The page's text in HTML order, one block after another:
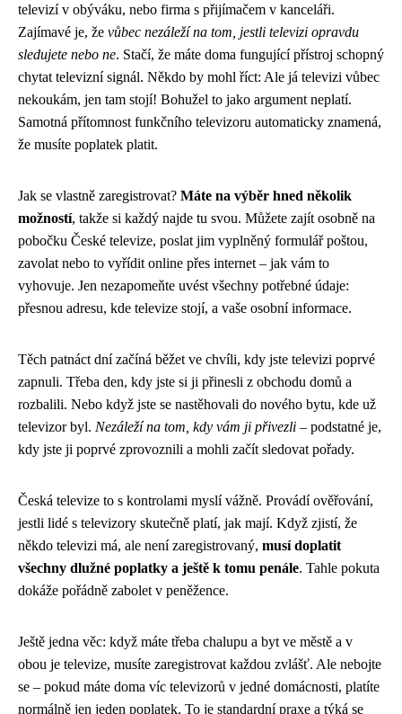
televizí v obýváku, nebo firma s přijímačem v kanceláři.
Zajímavé je, že vůbec nezáleží na tom, jestli televizi opravdu
sledujete nebo ne. Stačí, že máte doma fungující přístroj schopný
chytat televizní signál. Někdo by mohl říct: Ale já televizi vůbec
nekoukám, jen tam stojí! Bohužel to jako argument neplatí.
Samotná přítomnost funkčního televizoru automaticky znamená,
že musíte poplatek platit.
Jak se vlastně zaregistrovat? Máte na výběr hned několik
možností, takže si každý najde tu svou. Můžete zajít osobně na
pobočku České televize, poslat jim vyplněný formulář poštou,
zavolat nebo to vyřídit online přes internet – jak vám to
vyhovuje. Jen nezapomeňte uvést všechny potřebné údaje:
přesnou adresu, kde televize stojí, a vaše osobní informace.
Těch patnáct dní začíná běžet ve chvíli, kdy jste televizi poprvé
zapnuli. Třeba den, kdy jste si ji přinesli z obchodu domů a
rozbalili. Nebo když jste se nastěhovali do nového bytu, kde už
televizor byl. Nezáleží na tom, kdy vám ji přivezli – podstatné je,
kdy jste ji poprvé zprovoznili a mohli začít sledovat pořady.
Česká televize to s kontrolami myslí vážně. Provádí ověřování,
jestli lidé s televizory skutečně platí, jak mají. Když zjistí, že
někdo televizi má, ale není zaregistrovaný, musí doplatit
všechny dlužné poplatky a ještě k tomu penále. Tahle pokuta
dokáže pořádně zabolet v peněžence.
Ještě jedna věc: když máte třeba chalupu a byt ve městě a v
obou je televize, musíte zaregistrovat každou zvlášť. Ale nebojte
se – pokud máte doma víc televizorů v jedné domácnosti, platíte
normálně jen jeden poplatek. To je standardní praxe a týká se